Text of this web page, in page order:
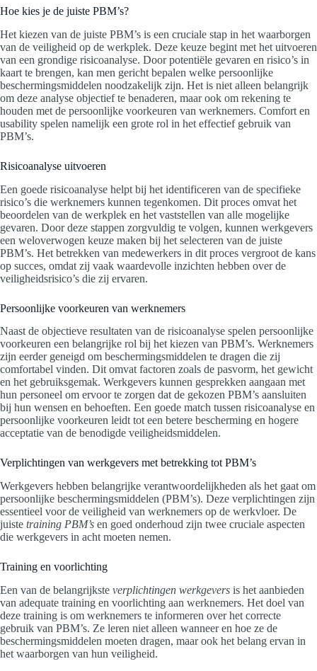
Hoe kies je de juiste PBM’s?
Het kiezen van de juiste PBM’s is een cruciale stap in het waarborgen
van de veiligheid op de werkplek. Deze keuze begint met het uitvoeren
van een grondige risicoanalyse. Door potentiële gevaren en risico’s in
kaart te brengen, kan men gericht bepalen welke persoonlijke
beschermingsmiddelen noodzakelijk zijn. Het is niet alleen belangrijk
om deze analyse objectief te benaderen, maar ook om rekening te
houden met de persoonlijke voorkeuren van werknemers. Comfort en
usability spelen namelijk een grote rol in het effectief gebruik van
PBM’s.
Risicoanalyse uitvoeren
Een goede risicoanalyse helpt bij het identificeren van de specifieke
risico’s die werknemers kunnen tegenkomen. Dit proces omvat het
beoordelen van de werkplek en het vaststellen van alle mogelijke
gevaren. Door deze stappen zorgvuldig te volgen, kunnen werkgevers
een weloverwogen keuze maken bij het selecteren van de juiste
PBM’s. Het betrekken van medewerkers in dit proces vergroot de kans
op succes, omdat zij vaak waardevolle inzichten hebben over de
veiligheidsrisico’s die zij ervaren.
Persoonlijke voorkeuren van werknemers
Naast de objectieve resultaten van de risicoanalyse spelen persoonlijke
voorkeuren een belangrijke rol bij het kiezen van PBM’s. Werknemers
zijn eerder geneigd om beschermingsmiddelen te dragen die zij
comfortabel vinden. Dit omvat factoren zoals de pasvorm, het gewicht
en het gebruiksgemak. Werkgevers kunnen gesprekken aangaan met
hun personeel om ervoor te zorgen dat de gekozen PBM’s aansluiten
bij hun wensen en behoeften. Een goede match tussen risicoanalyse en
persoonlijke voorkeuren leidt tot een betere bescherming en hogere
acceptatie van de benodigde veiligheidsmiddelen.
Verplichtingen van werkgevers met betrekking tot PBM’s
Werkgevers hebben belangrijke verantwoordelijkheden als het gaat om
persoonlijke beschermingsmiddelen (PBM’s). Deze verplichtingen zijn
essentieel voor de veiligheid van werknemers op de werkvloer. De
juiste training PBM’s en goed onderhoud zijn twee cruciale aspecten
die werkgevers in acht moeten nemen.
Training en voorlichting
Een van de belangrijkste verplichtingen werkgevers is het aanbieden
van adequate training en voorlichting aan werknemers. Het doel van
deze training is om werknemers te informeren over het correcte
gebruik van PBM’s. Ze leren niet alleen wanneer en hoe ze de
beschermingsmiddelen moeten dragen, maar ook het belang ervan in
het waarborgen van hun veiligheid.